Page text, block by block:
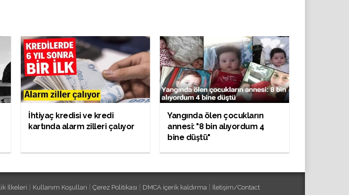
İhtiyaç kredisi ve kredi
kartında alarm zilleri çalıyor
Yangında ölen çocukların
annesi: "8 bin alıyordum 4
bine düştü"
İlkeleri Kullanım Koşulları Çerez Politikası DMCA içerik kaldırma İletişim/Contact